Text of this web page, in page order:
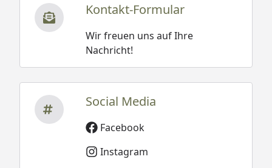
Kontakt-Formular
Wir freuen uns auf Ihre
Nachricht!
Social Media
Facebook
Instagram